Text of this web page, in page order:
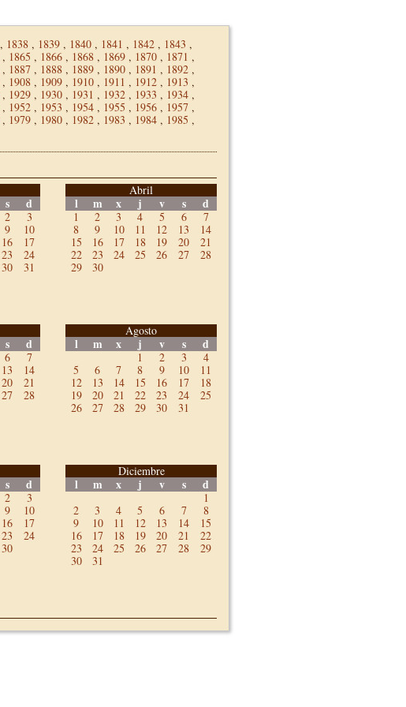
, 1838 , 1839 , 1840 , 1841 , 1842 , 1843 ,
, 1865 , 1866 , 1868 , 1869 , 1870 , 1871 ,
, 1887 , 1888 , 1889 , 1890 , 1891 , 1892 ,
, 1908 , 1909 , 1910 , 1911 , 1912 , 1913 ,
, 1929 , 1930 , 1931 , 1932 , 1933 , 1934 ,
, 1952 , 1953 , 1954 , 1955 , 1956 , 1957 ,
, 1979 , 1980 , 1982 , 1983 , 1984 , 1985 ,
s d
2
3
9
10
16
17
23
24
30 31
Abril
l m x j v s d
1 2 3 4 5 6
7
8
9 10 11 12 13
14
15
16 17 18 19 20
21
22
23 24 25 26 27
28
29
30
s d
6
7
13
14
20
21
27
28
Agosto
l m x j v s d
1 2 3
4
5
6 7 8 9 10
11
12
13 14 15 16 17
18
19
20 21 22 23 24
25
26
27 28 29 30 31
s d
2
3
9
10
16
17
23
24
30
Diciembre
l m x j v s d
1
2
3 4 5 6 7
8
9
10 11 12 13 14
15
16
17 18 19 20 21
22
23
24 25 26 27 28
29
30
31